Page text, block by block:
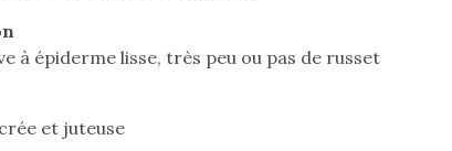
à épiderme lisse, très peu ou pas de russet
et juteuse